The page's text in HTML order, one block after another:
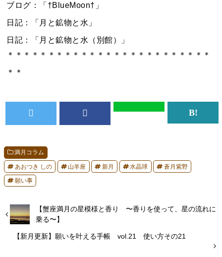
ブログ：「†BlueMoon†」
日記：「月と鉱物と水」
日記：「月と鉱物と水（別館）」
＊＊＊＊＊＊＊＊＊＊＊＊＊＊＊＊＊＊＊＊＊＊＊＊＊
＊＊
満月コラム
あおつき しの 山羊座 新月 水晶球 蒼月紫野
願い事
【蟹座満月の星模様と香り 〜香りを使って、星の流れに
乗る〜】
【新月更新】願いを叶える手帳 vol.21 使い方その21